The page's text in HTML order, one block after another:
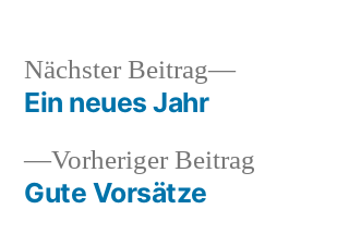
Beitragsnavigation
Vorheriger Beitrag
Gute Vorsätze
Nächster Beitrag
Nächster
Ein neues Jahr